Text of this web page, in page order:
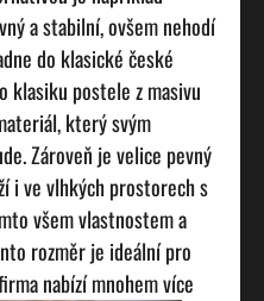
a stabilní, ovšem nehodí
do klasické české
klasiku postele z masivu
který svým
Zároveň je velice pevný
i ve vlhkých prostorech s
všem vlastnostem a
rozměr je ideální pro
nabízí mnohem více